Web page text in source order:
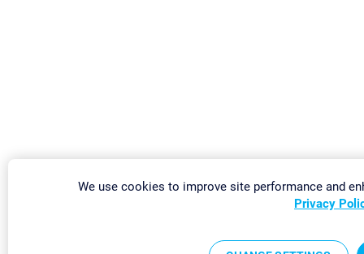
We use cookies to improve site performance and
Privacy